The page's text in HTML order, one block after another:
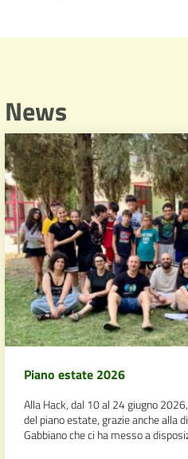
News
Piano estate 2026
Alla Hack, dal 10 al 24 giugno
del piano estate, grazie anche alla
Gabbiano che ci ha messo a